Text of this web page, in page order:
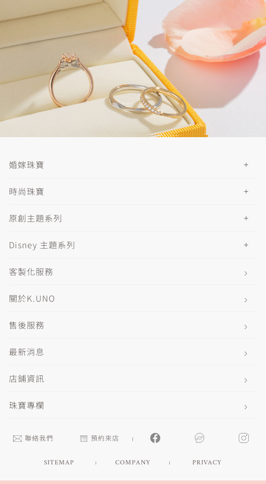
婚嫁珠寶
時尚珠寶
原創主題系列
Disney 主題系列
客製化服務
關於K.UNO
售後服務
最新消息
店鋪資訊
珠寶專欄
聯絡我們 預約來店
SITEMAP COMPANY PRIVACY